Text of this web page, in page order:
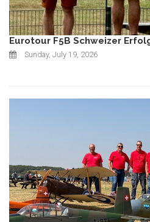
Eurotour F5B Schweizer
Sunday, July 19, 2026